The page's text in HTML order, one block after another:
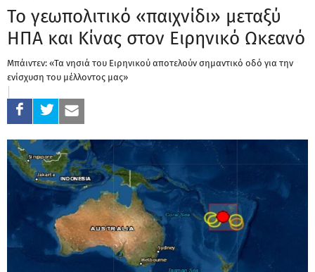
Το γεωπολιτικό «παιχνίδι» μεταξύ
ΗΠΑ και Κίνας στον Ειρηνικό Ωκεανό
Μπάιντεν: «Τα νησιά του Ειρηνικού αποτελούν σημαντικό οδό για την
ενίσχυση του μέλλοντος μας»